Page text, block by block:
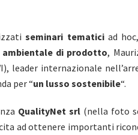
seminari tematiciad
di prodotto,
leader internazionale
per “un lusso sostenibile“.
QualityNet srl (nella foto
ad ottenere importanti